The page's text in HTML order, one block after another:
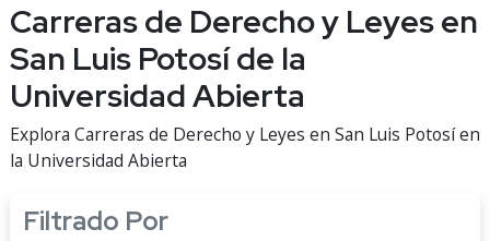
Carreras de Derecho y Leyes en
San Luis Potosí de la
Universidad Abierta
Explora Carreras de Derecho y Leyes en San Luis Potosí en
la Universidad Abierta
Filtrado Por